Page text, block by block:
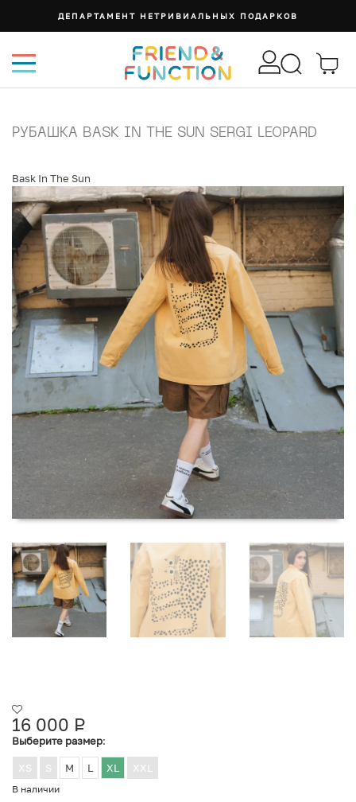
ДЕПАРТАМЕНТ НЕТРИВИАЛЬНЫХ ПОДАРКОВ
РУБАШКА BASK IN THE SUN SERGI LEOPARD
Bask In The Sun
16 000 Р
УБ.
Выберите размер:
XS S M L XL XXL
В наличии